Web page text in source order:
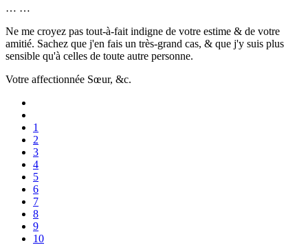
… …
Ne me croyez pas tout-à-fait indigne de votre estime & de votre
amitié. Sachez que j'en fais un très-grand cas, & que j'y suis plus
sensible qu'à celles de toute autre personne.
Votre affectionnée Sœur, &c.
1
2
3
4
5
6
7
8
9
10